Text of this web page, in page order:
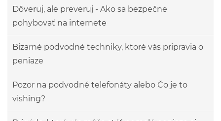
Dôveruj, ale preveruj - Ako sa bezpečne
pohybovať na internete
Bizarné podvodné techniky, ktoré vás pripravia o
peniaze
Pozor na podvodné telefonáty alebo Čo je to
vishing?